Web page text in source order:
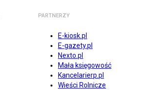
PARTNERZY
E-kiosk.pl
E-gazety.pl
Nexto.pl
Mała księgowość
Kancelarierp.pl
Wieści Rolnicze